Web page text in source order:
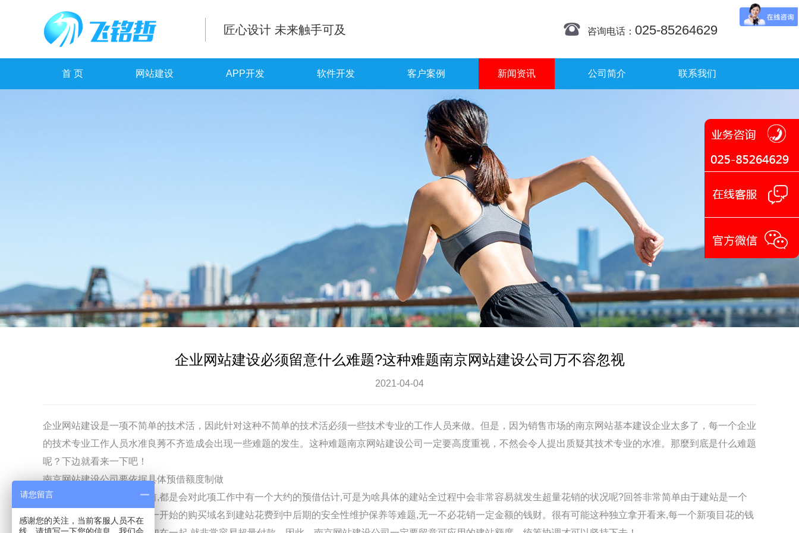
匠心设计 未来触手可及 咨询电话： 025-85264629
首 页 网站建设 APP开发 软件开发 客户案例 新闻资讯 公司简介 联系我们
企业网站建设必须留意什么难题?这种难题南京网站建设公司万不容忽视
2021-04-04
企业网站建设是一项不简单的技术活，因此针对这种不简单的技术活必须一些技术专业的工作人员来做。但是，因为销售市场的南京网站基本建设企业太多了，每一个企业
的技术专业工作人员水准良莠不齐造成会出现一些难题的发生。这种难题南京网站建设公司一定要高度重视，不然会令人提出质疑其技术专业的水准。那麼到底是什么难题
呢？下边就看来一下吧！
南京网站建设公司要依据具体预借额度制做
绝大多数的公司在建站以前,都是会对此项工作中有一个大约的预借估计,可是为啥具体的建站全过程中会非常容易就发生超量花销的状况呢?回答非常简单由于建站是一个
随处都需要掏钱的地区,从一开始的购买域名到建站花费到中后期的安全性维护保养等难题,无一不必花销一定金额的钱财。很有可能这种独立拿开看来,每一个新项目花的钱
请您留言
感谢您的关注，当前客服人员不在